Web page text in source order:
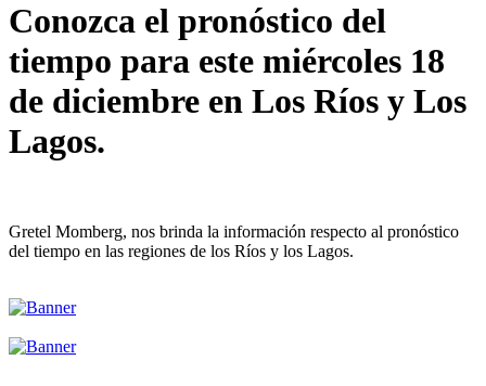
Conozca el pronóstico del
tiempo para este miércoles 18
de diciembre en Los Ríos y Los
Lagos.
Gretel Momberg, nos brinda la información respecto al pronóstico
del tiempo en las regiones de los Ríos y los Lagos.